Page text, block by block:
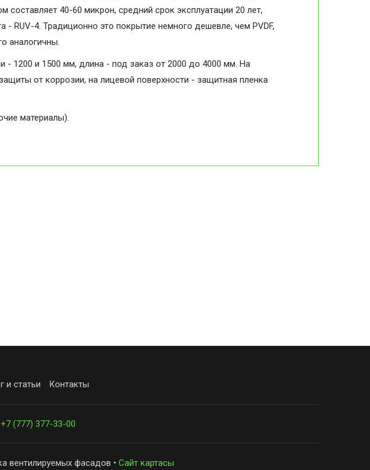
составляет 40-60 микрон, средний срок эксплуатации 20 лет,
- RUV-4. Традиционно это покрытие немного дешевле, чем PVDF,
аналогичны.
- 1200 и 1500 мм, длина - под заказ от 2000 до 4000 мм. На
от коррозии, на лицевой поверхности - защитная пленка
материалы).
и статьи Контакты
+7 (777) 377-33-00
вентилируемых фасадов • Сайт картасы